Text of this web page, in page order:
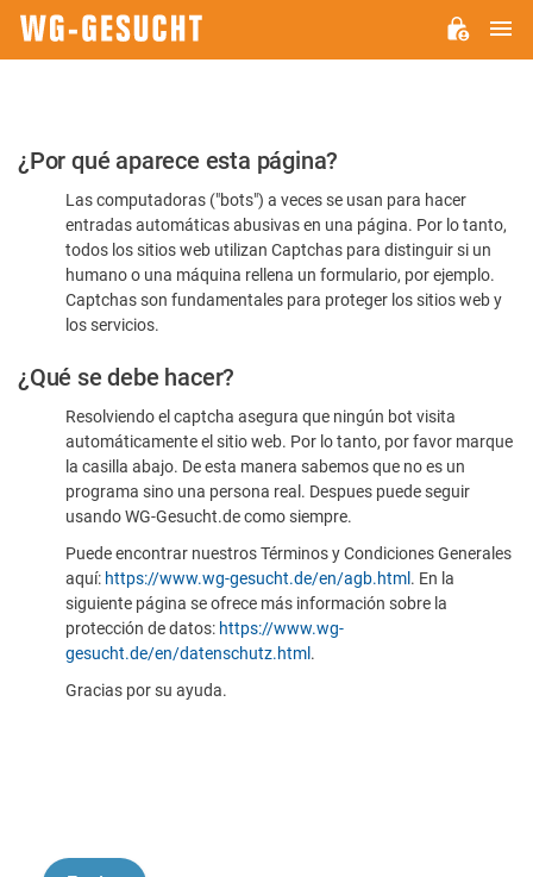
Por
favor,
confirme
humano
¿Por qué aparece esta página?
Las computadoras ("bots") a veces se usan para hacer
entradas automáticas abusivas en una página. Por lo tanto,
todos los sitios web utilizan Captchas para distinguir si un
humano o una máquina rellena un formulario, por ejemplo.
Captchas son fundamentales para proteger los sitios web y
los servicios.
¿Qué se debe hacer?
Resolviendo el captcha asegura que ningún bot visita
automáticamente el sitio web. Por lo tanto, por favor marque
la casilla abajo. De esta manera sabemos que no es un
programa sino una persona real. Despues puede seguir
usando WG-Gesucht.de como siempre.
Puede encontrar nuestros Términos y Condiciones Generales
aquí: https://www.wg-gesucht.de/en/agb.html . En la
siguiente página se ofrece más información sobre la
protección de datos: https://www.wg-
gesucht.de/en/datenschutz.html .
Gracias por su ayuda.